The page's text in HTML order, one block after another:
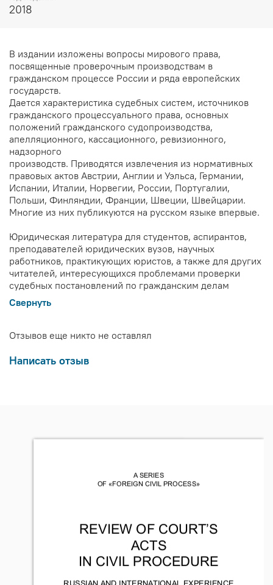
2018
В издании изложены вопросы мирового права,
посвященные проверочным производствам в
гражданском процессе России и ряда европейских
государств.
Дается характеристика судебных систем, источников
гражданского процессуального права, основных
положений гражданского судопроизводства,
апелляционного, кассационного, ревизионного,
надзорного
производств. Приводятся извлечения из нормативных
правовых актов Австрии, Англии и Уэльса, Германии,
Испании, Италии, Норвегии, России, Португалии,
Польши, Финляндии, Франции, Швеции, Швейцарии.
Многие из них публикуются на русском языке впервые.
Юридическая литература для студентов, аспирантов,
преподавателей юридических вузов, научных
работников, практикующих юристов, а также для других
читателей, интересующихся проблемами проверки
судебных постановлений по гражданским делам
Свернуть
Отзывов еще никто не оставлял
Написать отзыв